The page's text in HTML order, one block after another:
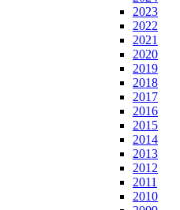
2023
2022
2021
2020
2019
2018
2017
2016
2015
2014
2013
2012
2011
2010